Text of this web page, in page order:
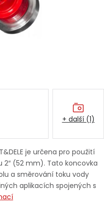
je určena pro použití
(52 mm). Tato koncovka
a směrování toku vody
aplikacích spojených s
+ další (1)